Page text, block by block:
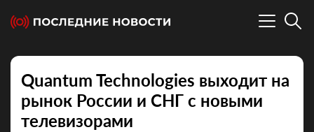
Quantum Technologies выходит на
рынок России и СНГ с новыми
телевизорами